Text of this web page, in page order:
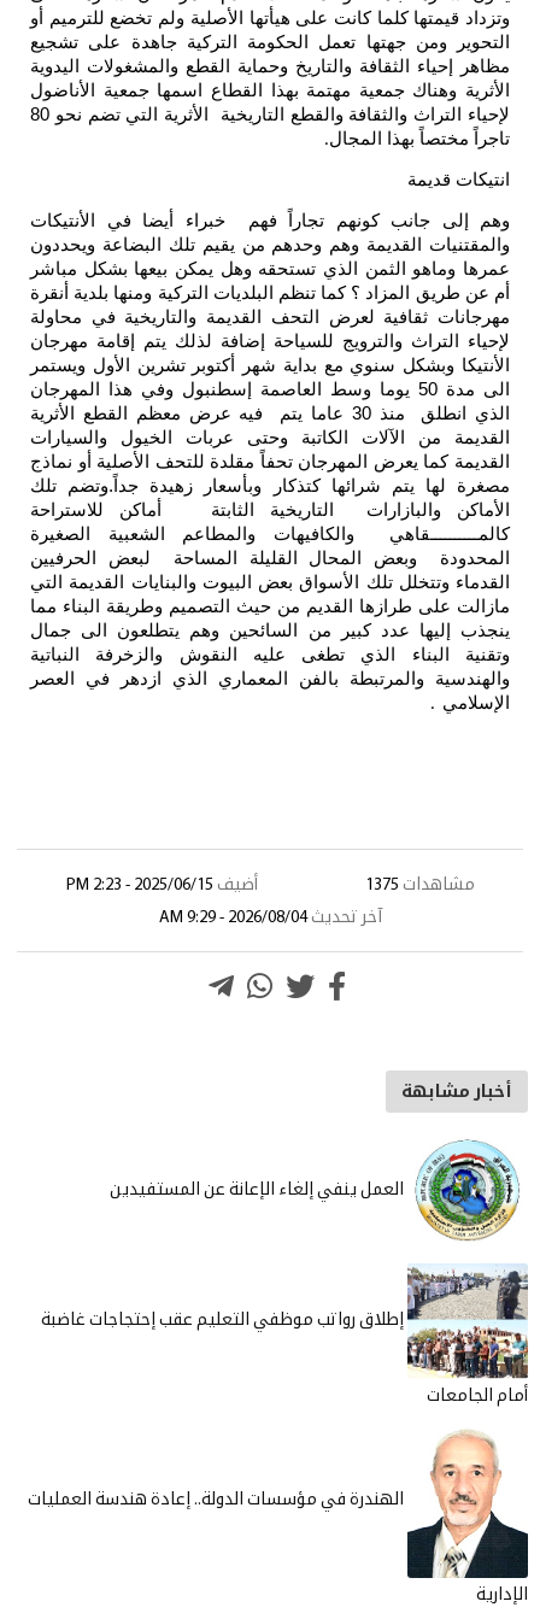
وتزداد قيمتها كلما كانت على هيأتها الأصلية ولم تخضع للترميم أو
التحوير ومن جهتها تعمل الحكومة التركية جاهدة على تشجيع
مظاهر إحياء الثقافة والتاريخ وحماية القطع والمشغولات اليدوية
الأثرية وهناك جمعية مهتمة بهذا القطاع اسمها جمعية الأناضول
لإحياء التراث والثقافة والقطع التاريخية الأثرية التي تضم نحو 80
تاجراً مختصاً بهذا المجال.
انتيكات قديمة
وهم إلى جانب كونهم تجاراً فهم خبراء أيضا في الأنتيكات
والمقتنيات القديمة وهم وحدهم من يقيم تلك البضاعة ويحددون
عمرها وماهو الثمن الذي تستحقه وهل يمكن بيعها بشكل مباشر
أم عن طريق المزاد ؟ كما تنظم البلديات التركية ومنها بلدية أنقرة
مهرجانات ثقافية لعرض التحف القديمة والتاريخية في محاولة
لإحياء التراث والترويج للسياحة إضافة لذلك يتم إقامة مهرجان
الأنتيكا وبشكل سنوي مع بداية شهر أكتوبر تشرين الأول ويستمر
الى مدة 50 يوما وسط العاصمة إسطنبول وفي هذا المهرجان
الذي انطلق منذ 30 عاما يتم فيه عرض معظم القطع الأثرية
القديمة من الآلات الكاتبة وحتى عربات الخيول والسيارات
القديمة كما يعرض المهرجان تحفاً مقلدة للتحف الأصلية أو نماذج
مصغرة لها يتم شرائها كتذكار وبأسعار زهيدة جداً.وتضم تلك
الأماكن والبازارات التاريخية الثابتة أماكن للاستراحة
كالمــــــــــقاهي والكافيهات والمطاعم الشعبية الصغيرة
المحدودة وبعض المحال القليلة المساحة لبعض الحرفيين
القدماء وتتخلل تلك الأسواق بعض البيوت والبنايات القديمة التي
مازالت على طرازها القديم من حيث التصميم وطريقة البناء مما
ينجذب إليها عدد كبير من السائحين وهم يتطلعون الى جمال
وتقنية البناء الذي تطغى عليه النقوش والزخرفة النباتية
والهندسية والمرتبطة بالفن المعماري الذي ازدهر في العصر
الإسلامي .
مشاهدات 1375 أضيف 2025/06/15 - 2:23 PM
آخر تحديث 2026/08/04 - 9:29 AM
أخبار مشابهة
العمل ينفي إلغاء الإعانة عن المستفيدين
إطلاق رواتب موظفي التعليم عقب إحتجاجات غاضبة
أمام الجامعات
الهندرة في مؤسسات الدولة.. إعادة هندسة العمليات
الإدارية